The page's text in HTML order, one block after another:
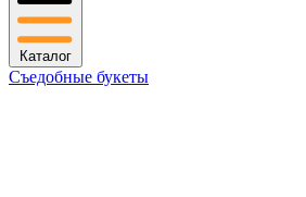
Каталог
Съедобные букеты